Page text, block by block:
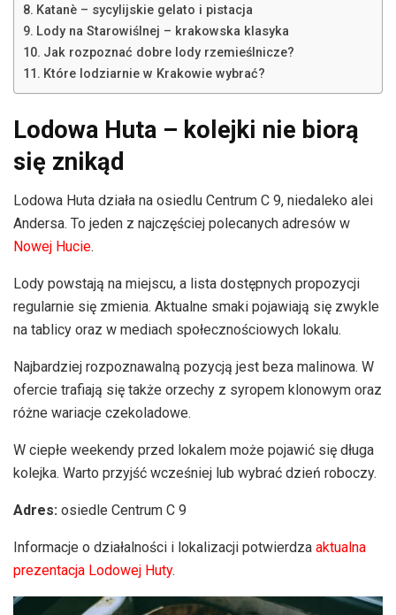
Katanè – sycylijskie gelato i pistacja
Lody na Starowiślnej – krakowska klasyka
Jak rozpoznać dobre lody rzemieślnicze?
Które lodziarnie w Krakowie wybrać?
Lodowa Huta – kolejki nie biorą
się znikąd
Lodowa Huta działa na osiedlu Centrum C 9, niedaleko alei
Andersa. To jeden z najczęściej polecanych adresów w
Nowej Hucie.
Lody powstają na miejscu, a lista dostępnych propozycji
regularnie się zmienia. Aktualne smaki pojawiają się zwykle
na tablicy oraz w mediach społecznościowych lokalu.
Najbardziej rozpoznawalną pozycją jest beza malinowa. W
ofercie trafiają się także orzechy z syropem klonowym oraz
różne wariacje czekoladowe.
W ciepłe weekendy przed lokalem może pojawić się długa
kolejka. Warto przyjść wcześniej lub wybrać dzień roboczy.
Adres: osiedle Centrum C 9
Informacje o działalności i lokalizacji potwierdza aktualna
prezentacja Lodowej Huty.